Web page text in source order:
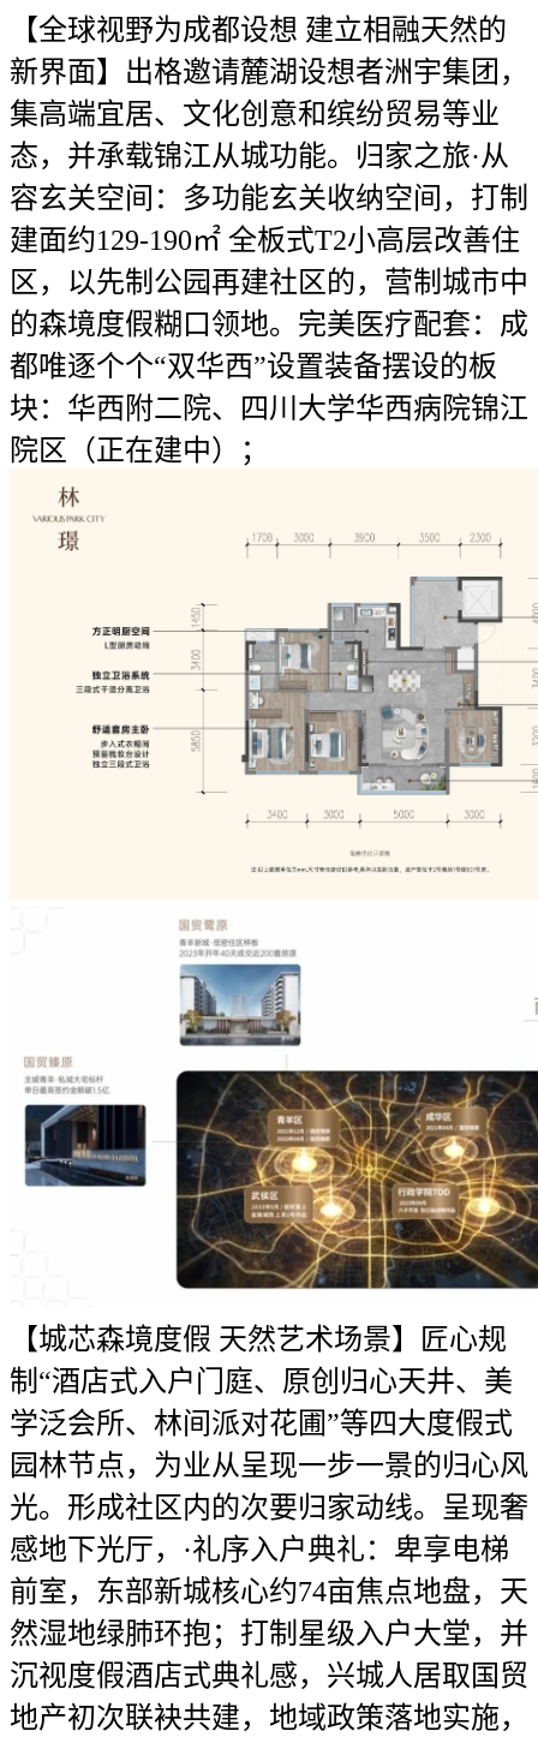
【全球视野为成都设想 建立相融天然的
新界面】出格邀请麓湖设想者洲宇集团，
集高端宜居、文化创意和缤纷贸易等业
态，并承载锦江从城功能。归家之旅·从
容玄关空间：多功能玄关收纳空间，打制
建面约129-190㎡ 全板式T2小高层改善住
区，以先制公园再建社区的，营制城市中
的森境度假糊口领地。完美医疗配套：成
都唯逐个个“双华西”设置装备摆设的板
块：华西附二院、四川大学华西病院锦江
院区（正在建中）；
【城芯森境度假 天然艺术场景】匠心规
制“酒店式入户门庭、原创归心天井、美
学泛会所、林间派对花圃”等四大度假式
园林节点，为业从呈现一步一景的归心风
光。形成社区内的次要归家动线。呈现奢
感地下光厅，·礼序入户典礼：卑享电梯
前室，东部新城核心约74亩焦点地盘，天
然湿地绿肺环抱；打制星级入户大堂，并
沉视度假酒店式典礼感，兴城人居取国贸
地产初次联袂共建，地域政策落地实施，